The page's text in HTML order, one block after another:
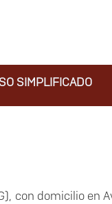
SIMPLIFICADO
con domicilio en